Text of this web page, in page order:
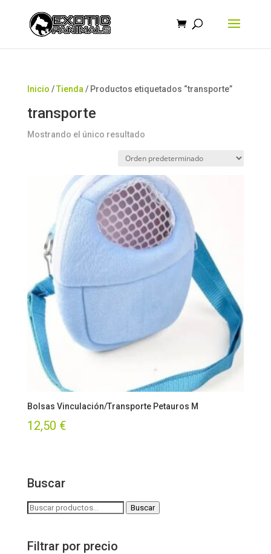
Inicio /Tienda / Productos etiquetados “transporte”
transporte
Mostrando el único resultado
Bolsas Vinculación/Transporte Petauros M
12,50 €
Buscar
Buscar
Buscar
Filtrar por precio